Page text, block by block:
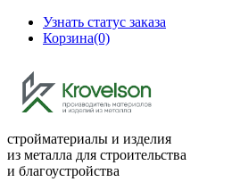
Узнать статус заказа
Корзина(0)
стройматериалы и изделия
из металла для строительства
и благоустройства